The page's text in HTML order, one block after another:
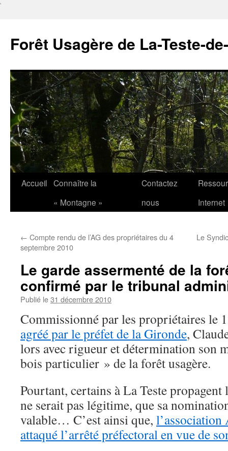
'
Forêt Usagère de La-Teste-
Aller
Accueil Connaître la
« Montagne »
Contactez
nous
Internet
← Compte rendu de l’AG des propriétaires du 4
septembre 2010
Le
Le garde assermenté de la
confirmé par le tribunal
Publié le31 décembre 2010
Commissionné par les propriétaires le
agréé par le préfet de la Gironde,
lors avec rigueur et détermination son
bois particulier » de la forêt usagère.
Pourtant, certains à La Teste propagent
ne serait pas légitime, que sa
valable… C’est ainsi que,
attaqué l’arrêté préfectoral en vue de